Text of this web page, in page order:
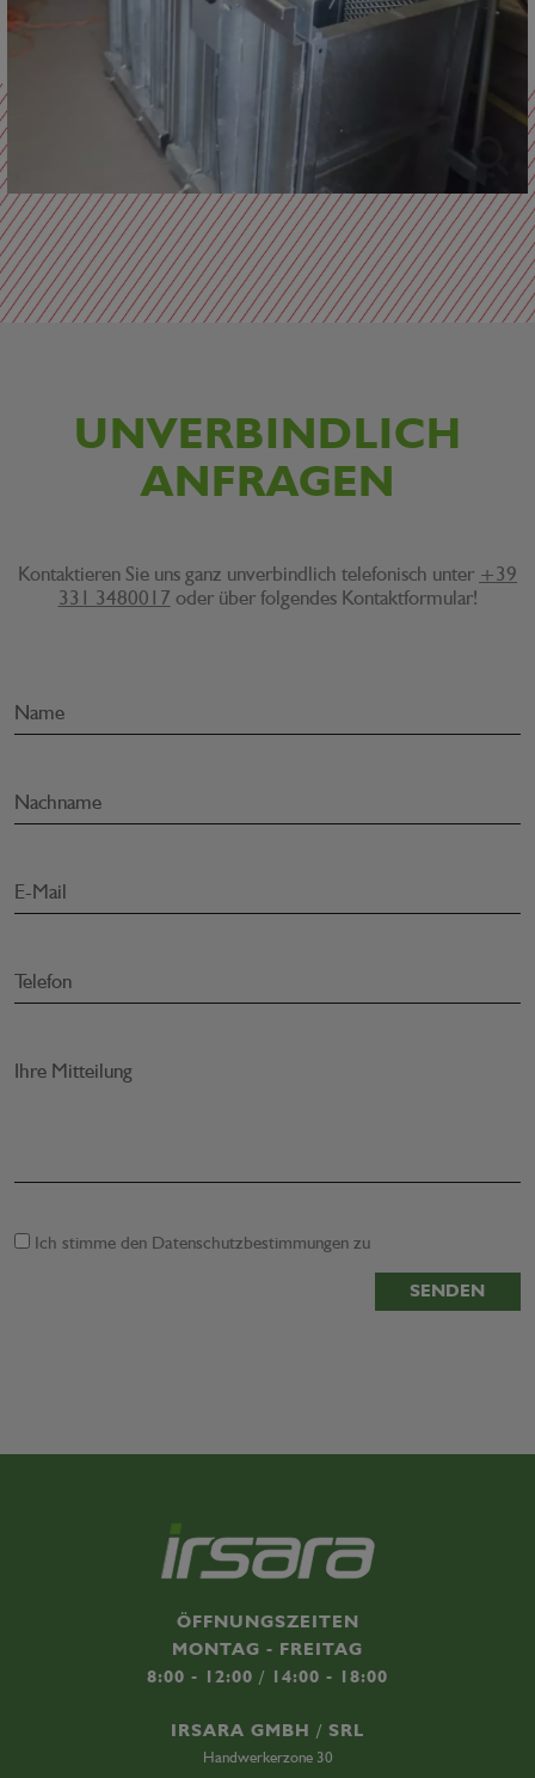
UNVERBINDLICH
ANFRAGEN
Kontaktieren Sie uns ganz unverbindlich telefonisch unter +39
331 3480017 oder über folgendes Kontaktformular!
Name
Nachname
E-Mail
Telefon
Ihre Mitteilung
Ich stimme den Datenschutzbestimmungen zu
SENDEN
ÖFFNUNGSZEITEN
MONTAG - FREITAG
8:00 - 12:00 / 14:00 - 18:00
IRSARA GMBH / SRL
Handwerkerzone 30